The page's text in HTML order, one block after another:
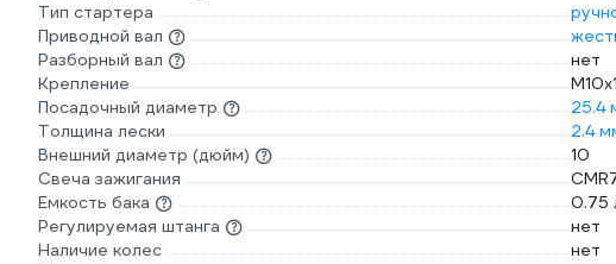
Тип стартера
Приводной вал
Разборный вал
нет
Крепление
Посадочный диаметр
25.4
Толщина лески
2.4
Внешний диаметр (дюйм)
10
Свеча зажигания
Емкость бака
0.75
Регулируемая штанга
нет
Наличие колес
нет